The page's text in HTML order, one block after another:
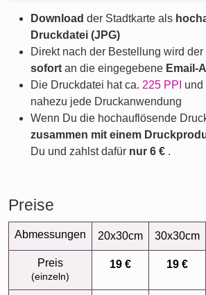
Download der Stadtkarte als
Druckdatei (JPG)
Direkt nach der Bestellung wird
sofort an die eingegebene Email-
Die Druckdatei hat ca. 225 PPI und
nahezu jede Druckanwendung
Wenn Du die hochauflösende
zusammen mit einem
Du und zahlst dafür nur 6 € .
Preise
Abmessungen 20x30cm 30x30cm
Preis
(einzeln)
19 € 19 €